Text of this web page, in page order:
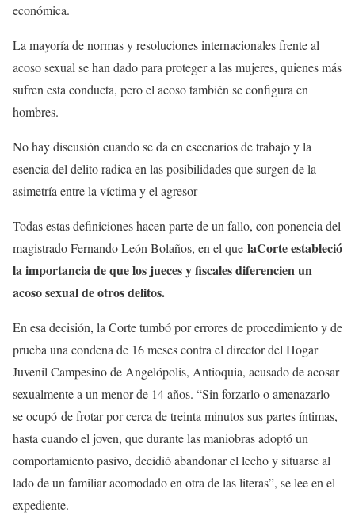
económica.
La mayoría de normas y resoluciones internacionales frente al
acoso sexual se han dado para proteger a las mujeres, quienes más
sufren esta conducta, pero el acoso también se configura en
hombres.
No hay discusión cuando se da en escenarios de trabajo y la
esencia del delito radica en las posibilidades que surgen de la
asimetría entre la víctima y el agresor
Todas estas definiciones hacen parte de un fallo, con ponencia del
magistrado Fernando León Bolaños, en el que laCorte estableció
la importancia de que los jueces y fiscales diferencien un
acoso sexual de otros delitos.
En esa decisión, la Corte tumbó por errores de procedimiento y de
prueba una condena de 16 meses contra el director del Hogar
Juvenil Campesino de Angelópolis, Antioquia, acusado de acosar
sexualmente a un menor de 14 años. “Sin forzarlo o amenazarlo
se ocupó de frotar por cerca de treinta minutos sus partes íntimas,
hasta cuando el joven, que durante las maniobras adoptó un
comportamiento pasivo, decidió abandonar el lecho y situarse al
lado de un familiar acomodado en otra de las literas”, se lee en el
expediente.